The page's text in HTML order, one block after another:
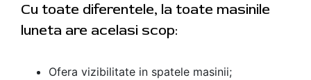
Cu toate diferentele, la toate masinile
luneta are acelasi scop:
Ofera vizibilitate in spatele masinii;